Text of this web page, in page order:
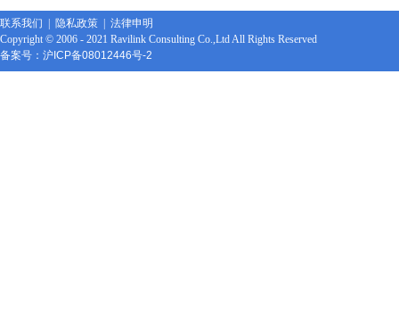
联系我们 隐私政策
法律申明
Copyright © 2006 - 2021 Ravilink Consulting Co.,Ltd All Rights Reserved
备案号： 沪ICP备08012446号-2